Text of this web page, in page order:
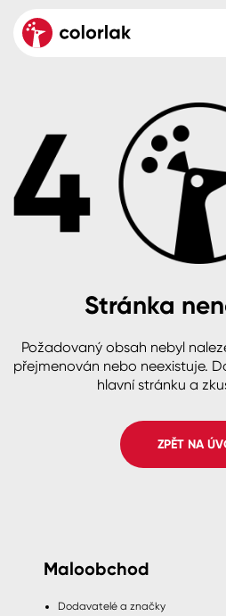
Velkoobchod
Aktuality
Reference
O společnosti
B2B +420
Česko
Slovensko
Dřevo
Beton, asfalt,
Plast, sklo, keramika
Stěny
Fasády
Spreje
Colorlak Dekor
Colorlak Profi
Colorlak Pta
Stránka
Požadovaný obsah nebyl
přejmenován nebo neexistuje.
hlavní stránku a
ZPĚT NA
Maloobchod
Dodavatelé a značky